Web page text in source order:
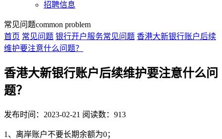
招聘信息
常见问题common problem
首页 常见问题 银行开户服务常见问题 香港大新银行账户后续
维护要注意什么问题？
香港大新银行账户后续维护要注意什么问
题？
发布时间：2023-02-21 阅读数：913
1、离岸账户不要长期余额为0；